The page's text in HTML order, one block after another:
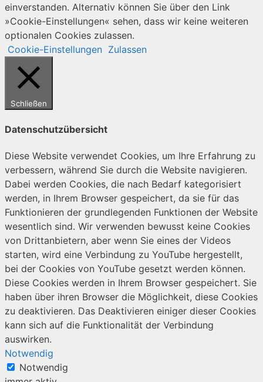
einverstanden. Alternativ können Sie über den Link
»Cookie-Einstellungen« sehen, dass wir keine weiteren
optionalen Cookies zulassen.
Cookie-Einstellungen Zulassen
Schließen
Datenschutzübersicht
Diese Website verwendet Cookies, um Ihre Erfahrung zu
verbessern, während Sie durch die Website navigieren.
Dabei werden Cookies, die nach Bedarf kategorisiert
werden, in Ihrem Browser gespeichert, da sie für das
Funktionieren der grundlegenden Funktionen der Website
wesentlich sind. Wir verwenden bewusst keine Cookies
von Drittanbietern, aber wenn Sie eines der Videos
starten, wird eine Verbindung zu YouTube hergestellt,
bei der Cookies von YouTube gesetzt werden können.
Diese Cookies werden in Ihrem Browser gespeichert. Sie
haben über ihren Browser die Möglichkeit, diese Cookies
zu deaktivieren. Das Deaktivieren einiger dieser Cookies
kann sich auf die Funktionalität der Verbindung
auswirken.
Notwendig
Notwendig